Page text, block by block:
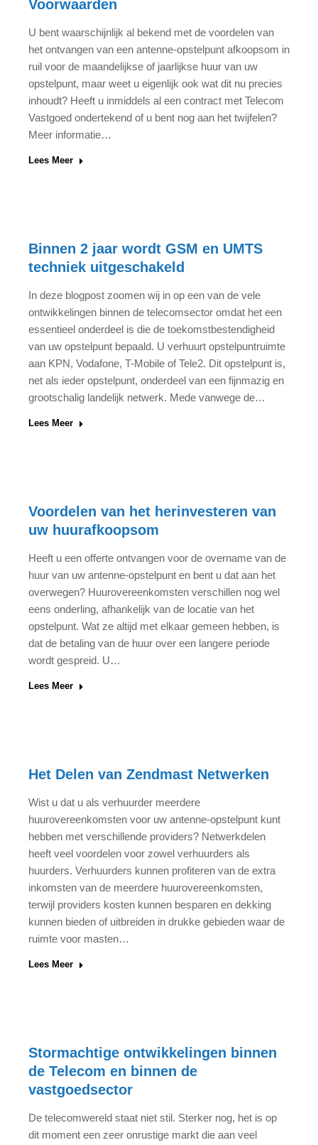
Voorwaarden
U bent waarschijnlijk al bekend met de voordelen van
het ontvangen van een antenne-opstelpunt afkoopsom in
ruil voor de maandelijkse of jaarlijkse huur van uw
opstelpunt, maar weet u eigenlijk ook wat dit nu precies
inhoudt? Heeft u inmiddels al een contract met Telecom
Vastgoed ondertekend of u bent nog aan het twijfelen?
Meer informatie…
Lees Meer
Binnen 2 jaar wordt GSM en UMTS
techniek uitgeschakeld
In deze blogpost zoomen wij in op een van de vele
ontwikkelingen binnen de telecomsector omdat het een
essentieel onderdeel is die de toekomstbestendigheid
van uw opstelpunt bepaald. U verhuurt opstelpuntruimte
aan KPN, Vodafone, T-Mobile of Tele2. Dit opstelpunt is,
net als ieder opstelpunt, onderdeel van een fijnmazig en
grootschalig landelijk netwerk. Mede vanwege de…
Lees Meer
Voordelen van het herinvesteren van
uw huurafkoopsom
Heeft u een offerte ontvangen voor de overname van de
huur van uw antenne-opstelpunt en bent u dat aan het
overwegen? Huurovereenkomsten verschillen nog wel
eens onderling, afhankelijk van de locatie van het
opstelpunt. Wat ze altijd met elkaar gemeen hebben, is
dat de betaling van de huur over een langere periode
wordt gespreid. U…
Lees Meer
Het Delen van Zendmast Netwerken
Wist u dat u als verhuurder meerdere
huurovereenkomsten voor uw antenne-opstelpunt kunt
hebben met verschillende providers? Netwerkdelen
heeft veel voordelen voor zowel verhuurders als
huurders. Verhuurders kunnen profiteren van de extra
inkomsten van de meerdere huurovereenkomsten,
terwijl providers kosten kunnen besparen en dekking
kunnen bieden of uitbreiden in drukke gebieden waar de
ruimte voor masten…
Lees Meer
Stormachtige ontwikkelingen binnen
de Telecom en binnen de
vastgoedsector
De telecomwereld staat niet stil. Sterker nog, het is op
dit moment een zeer onrustige markt die aan veel